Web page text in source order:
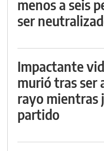
menos a seis
ser
Impactante
murió tras ser
rayo mientras
partido